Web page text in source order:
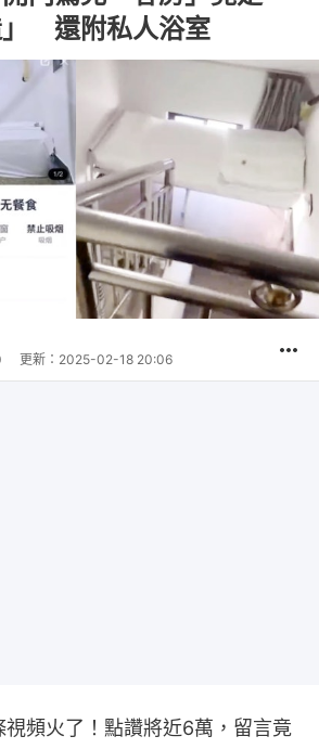
」 還附私人浴室
更新： 2025-02-18 20:06
視頻火了！點讚將近6萬，留言竟